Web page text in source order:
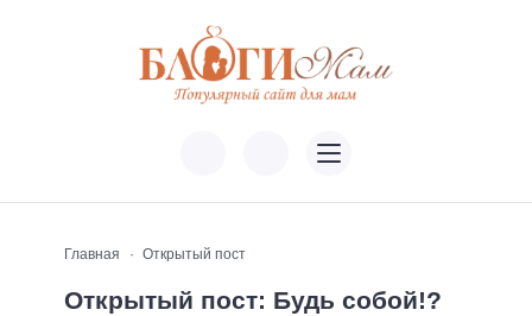
Главная Открытый пост
Открытый пост: Будь собой!?